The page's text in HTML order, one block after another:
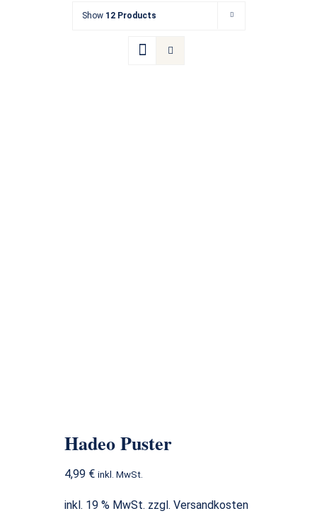
Show 12 Products
Hadeo Puster
4,99 € inkl. MwSt.
inkl. 19 % MwSt. zzgl. Versandkosten